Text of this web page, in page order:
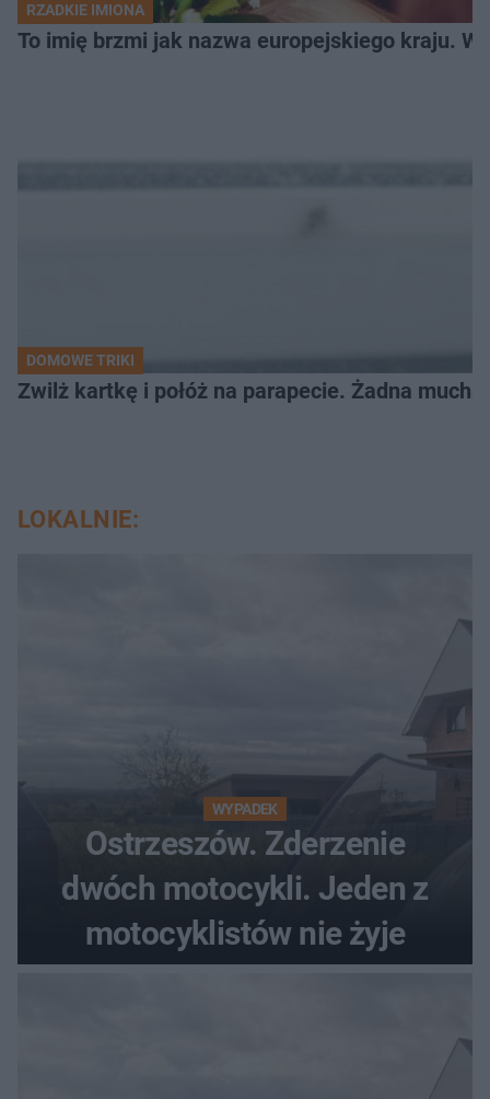
RZADKIE IMIONA
To imię brzmi jak nazwa europejskiego kraju.
DOMOWE TRIKI
Zwilż kartkę i połóż na parapecie. Żadna
LOKALNIE:
WYPADEK
Ostrzeszów. Zderzenie
dwóch motocykli. Jeden z
motocyklistów nie żyje